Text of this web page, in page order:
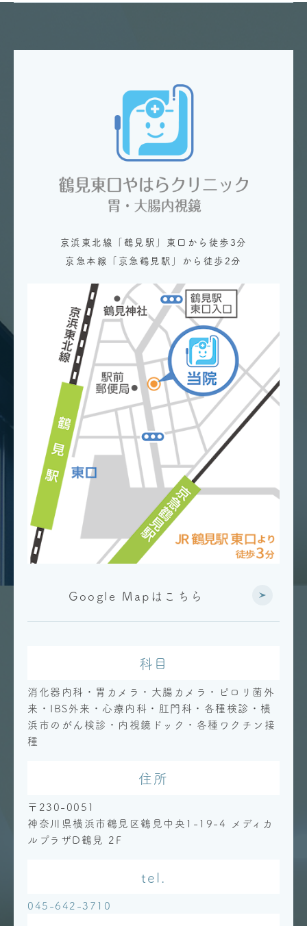
京浜東北線「鶴見駅」東口から徒歩3分
京急本線「京急鶴見駅」から徒歩2分
Google Mapはこちら
科目
消化器内科・胃カメラ・大腸カメラ・ピロリ菌外
来・IBS外来・心療内科・肛門科・各種検診・横
浜市のがん検診・内視鏡ドック・各種ワクチン接
種
住所
〒230-0051
神奈川県横浜市鶴見区鶴見中央1-19-4 メディカ
ルプラザD鶴見 2F
tel.
045-642-3710